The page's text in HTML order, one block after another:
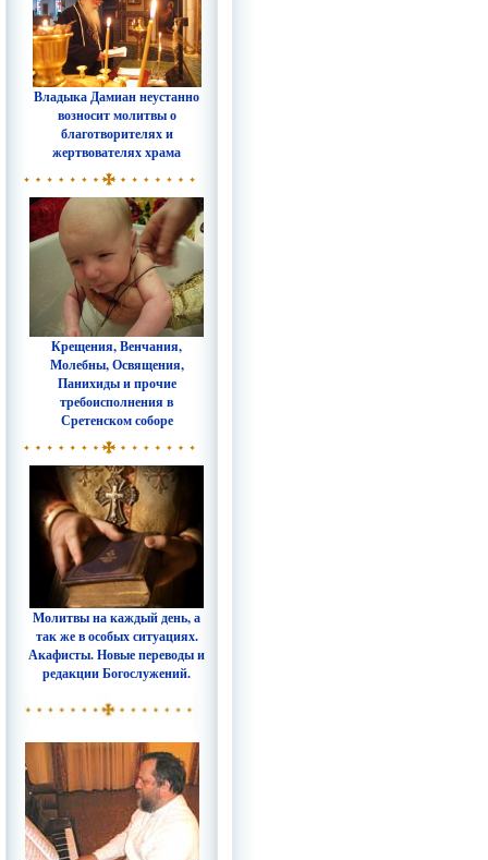
Владыка Дамиан неустанно
возносит молитвы о
благотворителях и
жертвователях храма
Крещения, Венчания,
Молебны, Освящения,
Панихиды и прочие
требоисполнения в
Сретенском соборе
Молитвы на каждый день, а
так же в особых ситуациях.
Акафисты. Новые переводы и
редакции Богослужений.